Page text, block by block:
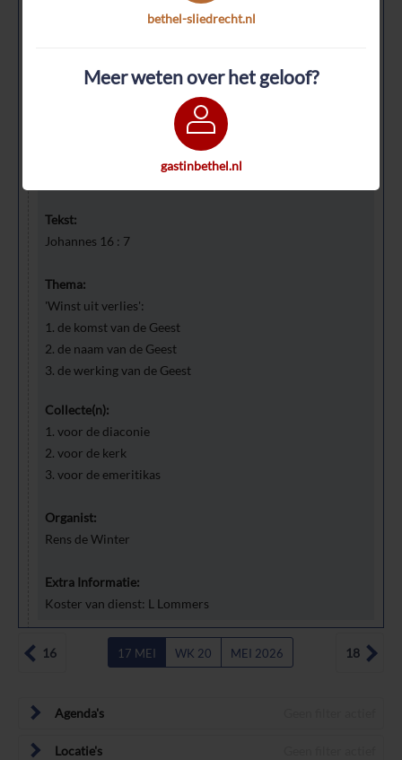
bethel-sliedrecht.nl
Meer weten over het geloof?
gastinbethel.nl
Ps. 25 : 2 - 4
Tekst:
Johannes 16 : 7
Thema:
'Winst uit verlies':
1. de komst van de Geest
2. de naam van de Geest
3. de werking van de Geest
Collecte(n):
1. voor de diaconie
2. voor de kerk
3. voor de emeritikas
Organist:
Rens de Winter
Extra Informatie:
Koster van dienst: L Lommers
17 MEI WK 20 MEI 2026
16 18
Agenda's
Locatie's